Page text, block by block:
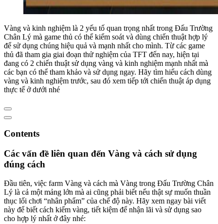
Vàng và kinh nghiệm là 2 yếu tố quan trọng nhất trong Đấu Trường
Chân Lý mà game thủ có thể kiểm soát và dùng chiến thuật hợp lý
để sử dụng chúng hiệu quả và mạnh nhất cho mình. Từ các game
thủ đã tham gia giai đoạn thử nghiệm của TFT đến nay, hiện tại
đang có 2 chiến thuật sử dụng vàng và kinh nghiệm mạnh nhất mà
các bạn có thể tham khảo và sử dụng ngay. Hãy tìm hiểu cách dùng
vàng và kinh nghiệm trước, sau đó xem tiếp tới chiến thuật áp dụng
thực tế ở dưới nhé
Contents
Các vấn đề liên quan đến Vàng và cách sử dụng
đúng cách
Đầu tiên, việc farm Vàng và cách mà Vàng trong Đấu Trường Chân
Lý là cả một mảng lớn mà ai cũng phải biết nếu thật sự muốn thuần
thục lối chơi “nhân phẩm” của chế độ này. Hãy xem ngay bài viết
này để biết cách kiếm vàng, tiết kiệm để nhận lãi và sử dụng sao
cho hợp lý nhất ở đây nhé: